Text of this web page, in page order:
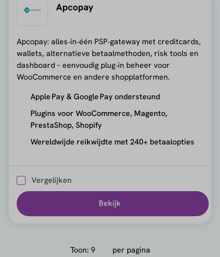
Apcopay
Apcopay: alles‑in‑één PSP‑gateway met creditcards,
wallets, alternatieve betaalmethoden, risk tools en
dashboard – eenvoudig plug‑in beheer voor
WooCommerce en andere shopplatformen.
Apple Pay & Google Pay ondersteund
Plugins voor WooCommerce, Magento,
PrestaShop, Shopify
Wereldwijde reikwijdte met 240+ betaalopties
Vergelijken
Bekijk
Toon: per pagina